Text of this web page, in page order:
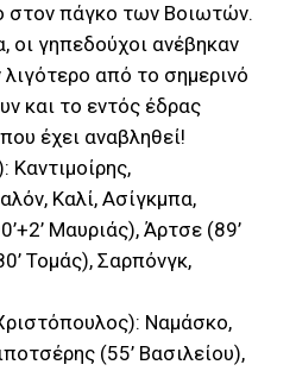
στον πάγκο των Βοιωτών.
γηπεδούχοι ανέβηκαν
από το σημερινό
και το εντός έδρας
έχει αναβληθεί!
Καλί, Ασίγκμπα,
Μαυριάς), Άρτσε (89’
Τομάς), Σαρπόνγκ,
Ναμάσκο,
(55’ Βασιλείου),